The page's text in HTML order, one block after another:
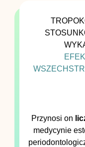
Przynosi on
medycynie